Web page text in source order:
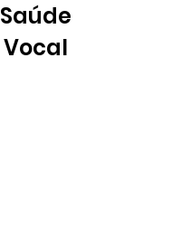
Saúde
Vocal